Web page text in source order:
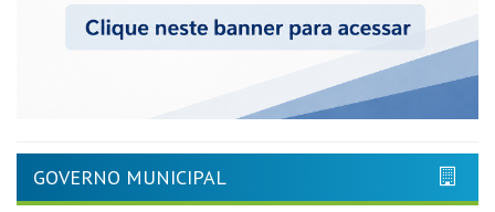
GOVERNO MUNICIPAL